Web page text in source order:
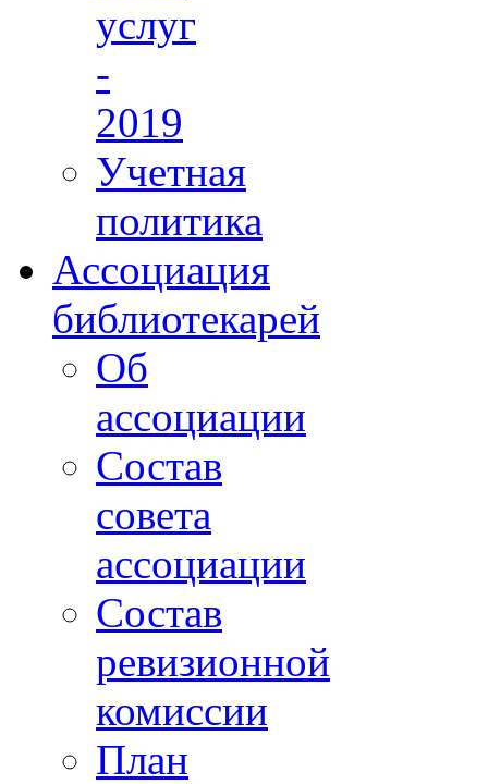
услуг
-
2019
Учетная
политика
Ассоциация
библиотекарей
Об
ассоциации
Состав
совета
ассоциации
Состав
ревизионной
комиссии
План